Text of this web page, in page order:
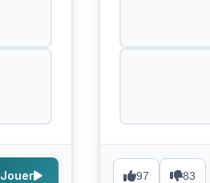
Jouer 97 83